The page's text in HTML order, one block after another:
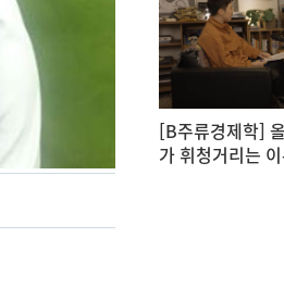
[B주류경제학]
가 휘청거리는